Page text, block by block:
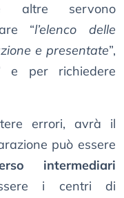
altre servono
“l’elenco delle
e presentate”,
e per richiedere
errori, avrà il
può essere
intermediari
i centri di